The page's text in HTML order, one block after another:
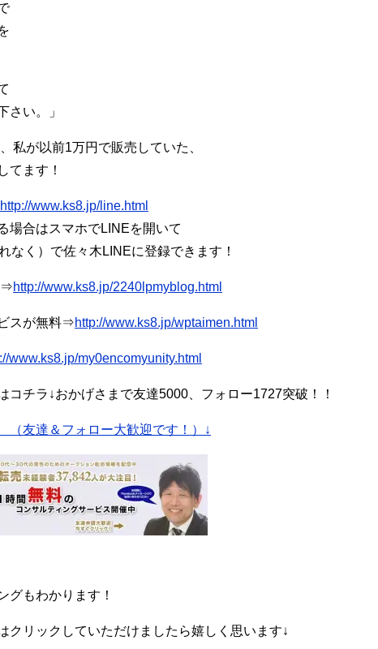
さい。」
私が以前1万円で販売していた、
てます！
http://www.ks8.jp/line.html
場合はスマホでLINEを開いて
なく）で佐々木LINEに登録できます！
⇒http://www.ks8.jp/2240lpmyblog.html
スが無料⇒http://www.ks8.jp/wptaimen.html
www.ks8.jp/my0encomyunity.html
チラ↓おかげさまで友達5000、フォロー1727突破！！
友達＆フォロー大歓迎です！）↓
グもわかります！
リックしていただけましたら嬉しく思います↓